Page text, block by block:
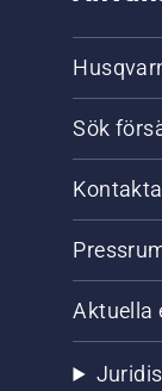
Sök
Aktuella